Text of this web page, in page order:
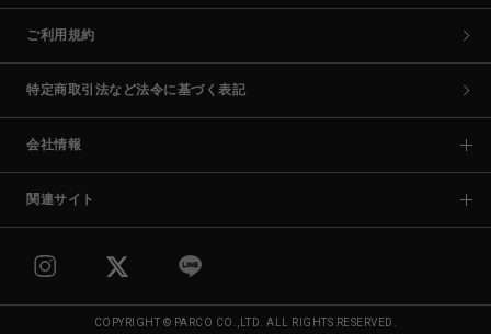
ご利用規約
特定商取引法など法令に基づく表記
会社情報
関連サイト
COPYRIGHT © PARCO CO.,LTD. ALL RIGHTS RESERVED.